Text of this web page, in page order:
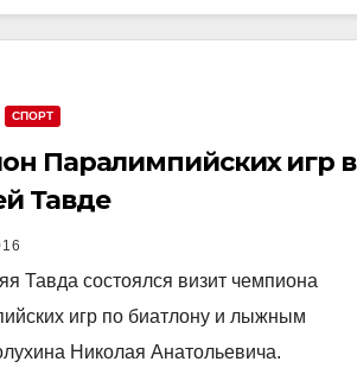
СПОРТ
Паралимпийских игр в
Тавде
Тавда состоялся визит чемпиона
игр по биатлону и лыжным
Николая Анатольевича.